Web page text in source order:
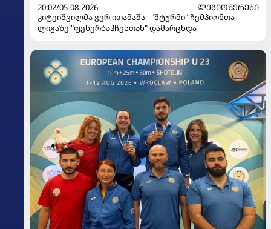
20:02/05-08-2026
ᲚᲔᲒᲘᲝᲜᲔᲠᲔᲑᲘ
კიტეიშვილმა ვერ ითამაშა - "შტურმი" ჩემპიონთა
ლიგაზე "ფენერბაჰჩესთან" დამარცხდა